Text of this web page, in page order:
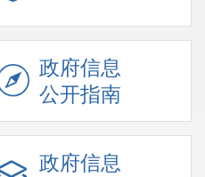
政府信息
公开指南
政府信息